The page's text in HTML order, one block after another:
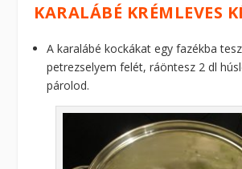
KARALÁBÉ KRÉMLEVES
A karalábé kockákat egy fazékba
petrezselyem felét, ráöntesz 2 dl
párolod.